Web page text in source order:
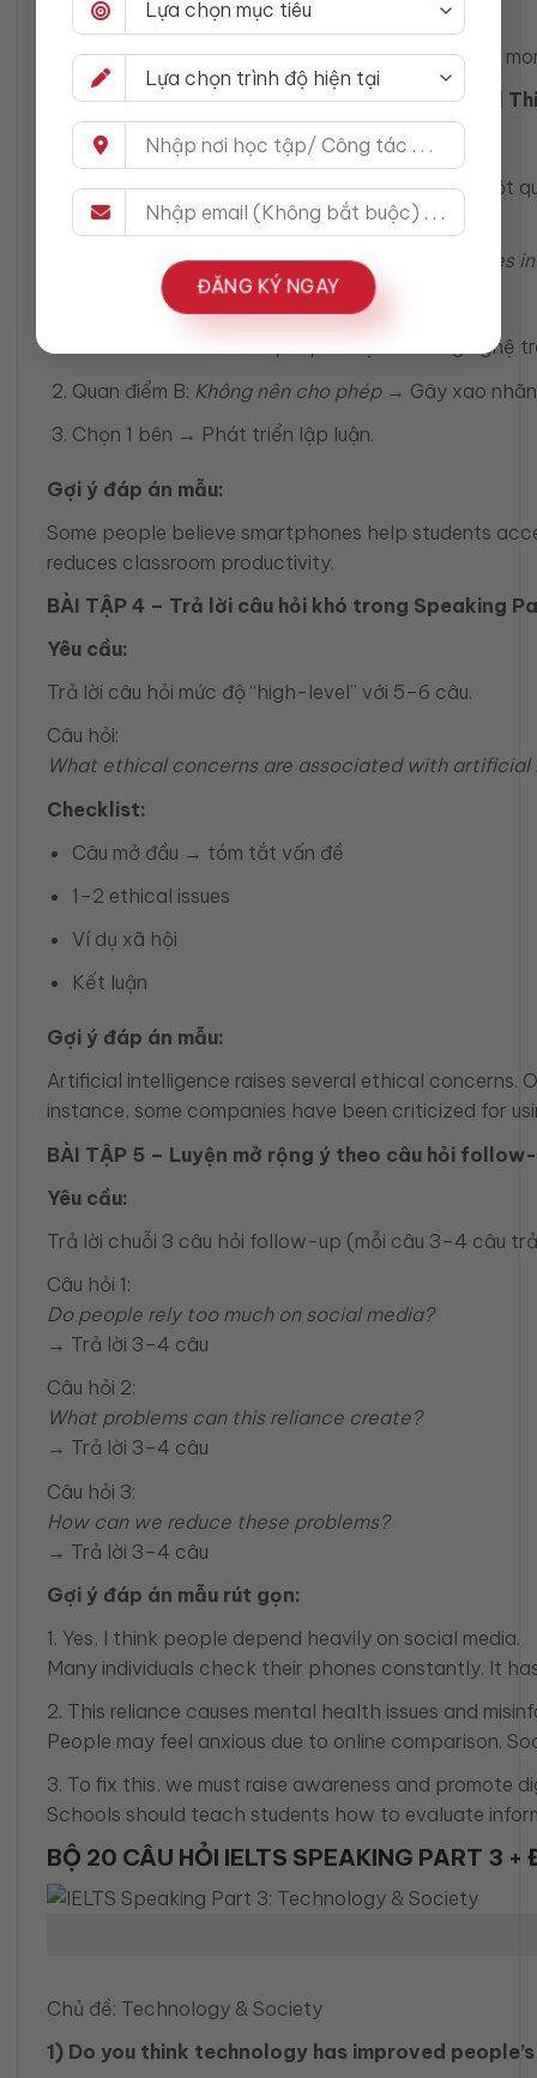
ĐĂNG KÝ NGAY
Gợi ý đáp án mẫu (ngắn):
Technology has made communication quicker and
BÀI TẬP 3 – Đưa quan điểm phản biện (Critical
Yêu cầu:
Hãy nêu 2 quan điểm trái ngược và sau đó chọn một
Câu hỏi:
Should schools allow students to use smartphones
→ Lợi ích công nghệ
Quan điểm B: Không nên cho phép→ Gây xao
Chọn 1 bên → Phát triển lập luận.
Gợi ý đáp án mẫu:
Some people believe smartphones help students
reduces classroom productivity.
BÀI TẬP 4 – Trả lời câu hỏi khó trong Speaking
Yêu cầu:
Trả lời câu hỏi mức độ “high-level” với 5–6 câu.
Câu hỏi:
What ethical concerns are associated with artificial
Checklist:
Câu mở đầu → tóm tắt vấn đề
1–2 ethical issues
Ví dụ xã hội
Kết luận
Gợi ý đáp án mẫu:
Artificial intelligence raises several ethical concerns.
instance, some companies have been criticized for
BÀI TẬP 5 – Luyện mở rộng ý theo câu hỏi
Yêu cầu:
Trả lời chuỗi 3 câu hỏi follow-up (mỗi câu 3–4 câu
Câu hỏi 1:
Do people rely too much on social media?
→ Trả lời 3–4 câu
Câu hỏi 2:
What problems can this reliance create?
→ Trả lời 3–4 câu
Câu hỏi 3:
How can we reduce these problems?
→ Trả lời 3–4 câu
Gợi ý đáp án mẫu rút gọn:
1. Yes, I think people depend heavily on social media.
Many individuals check their phones constantly. It
2. This reliance causes mental health issues and
People may feel anxious due to online comparison.
3. To fix this, we must raise awareness and promote
Schools should teach students how to evaluate
BỘ 20 CÂU HỎI IELTS SPEAKING PART 3
Chủ đề: Technology & Society
1) Do you think technology has improved